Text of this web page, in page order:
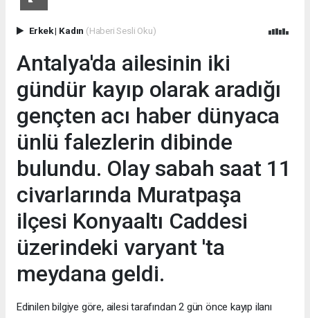
Erkek| Kadın (Haberi Sesli Oku)
Antalya'da ailesinin iki
gündür kayıp olarak aradığı
gençten acı haber dünyaca
ünlü falezlerin dibinde
bulundu. Olay sabah saat 11
civarlarında Muratpaşa
ilçesi Konyaaltı Caddesi
üzerindeki varyant 'ta
meydana geldi.
Edinilen bilgiye göre, ailesi tarafından 2 gün önce kayıp ilanı